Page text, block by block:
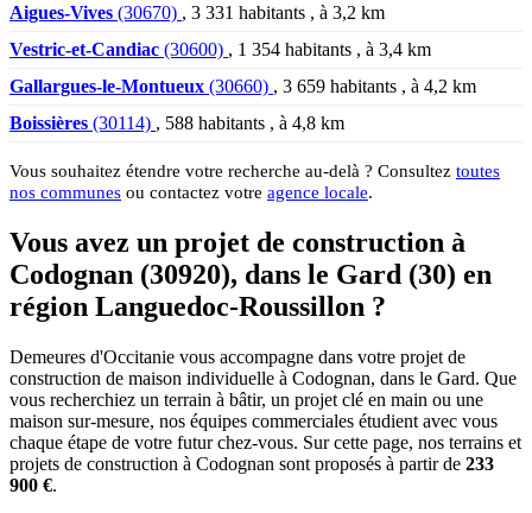
Aigues-Vives (30670) , 3 331 habitants , à 3,2 km
Vestric-et-Candiac (30600) , 1 354 habitants , à 3,4 km
Gallargues-le-Montueux (30660) , 3 659 habitants , à 4,2 km
Boissières (30114) , 588 habitants , à 4,8 km
Vous souhaitez étendre votre recherche au-delà ? Consultez toutes
nos communes ou contactez votre agence locale.
Vous avez un projet de construction à
Codognan (30920), dans le Gard (30) en
région Languedoc-Roussillon ?
Demeures d'Occitanie vous accompagne dans votre projet de
construction de maison individuelle à Codognan, dans le Gard. Que
vous recherchiez un terrain à bâtir, un projet clé en main ou une
maison sur-mesure, nos équipes commerciales étudient avec vous
chaque étape de votre futur chez-vous. Sur cette page, nos terrains et
projets de construction à Codognan sont proposés à partir de 233
900 €.